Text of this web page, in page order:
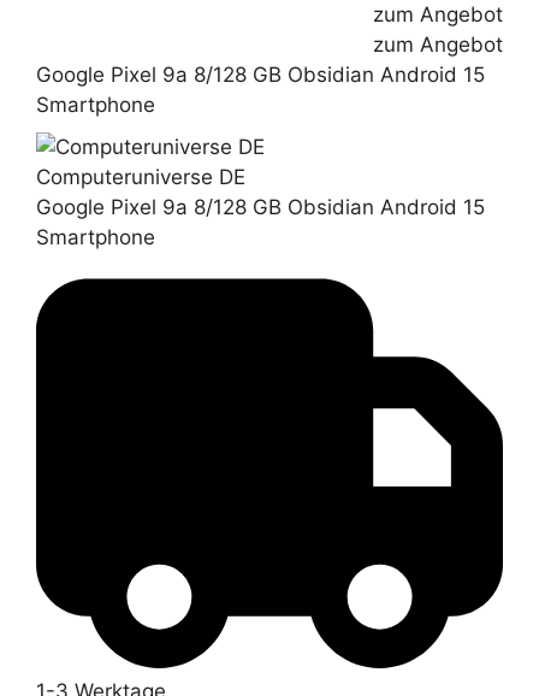
zum Angebot
zum Angebot
Google Pixel 9a 8/128 GB Obsidian Android 15
Smartphone
Computeruniverse DE
Google Pixel 9a 8/128 GB Obsidian Android 15
Smartphone
1-3 Werktage